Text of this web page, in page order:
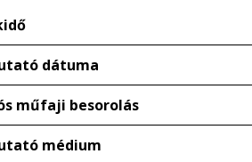
dátuma
műfaji besorolás
médium